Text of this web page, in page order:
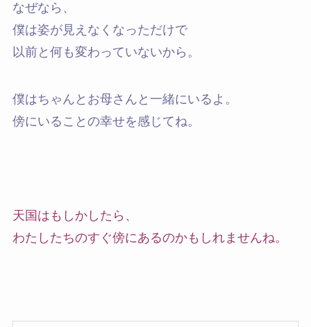
なぜなら、
僕は姿が見えなくなっただけで
以前と何も変わっていないから。
僕はちゃんとお母さんと一緒にいるよ。
傍にいることの幸せを感じてね。
天国はもしかしたら、
わたしたちのすぐ傍にあるのかもしれませんね。